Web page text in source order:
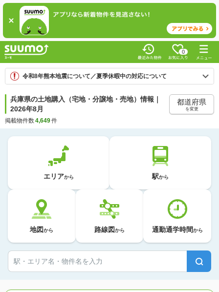
0
令和8年熊本地震について／夏季休暇中の対応について
兵庫県の土地購入（宅地・分譲地・売地）情報｜
2026年8月
掲載物件数4,649件
都道府県
を変更
エリアから 駅から
地図から 路線図から 通勤通学時間から